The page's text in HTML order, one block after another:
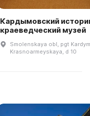
Кардымовский
краеведческий музей
Smolenskaya obl, pgt
Krasnoarmeyskaya, d 10